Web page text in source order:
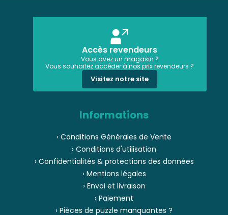
Accès revendeurs
Vous avez un magasin ?
Vous souhaitez accéder à nos prix revendeurs ?
Visitez notre site
Informations
› Conditions Générales de Vente
› Conditions d'utilisation
› Confidentialités & protections des données
› Mentions légales
› Envoi et livraison
› Paiement
› Pièces de puzzle manquantes ?